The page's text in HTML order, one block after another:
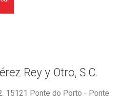
Rey y Otro, S.C.
15121 Ponte do Porto - Ponte